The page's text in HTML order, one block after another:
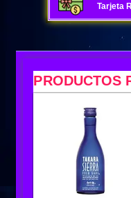
Tarjeta
PRODUCTOS